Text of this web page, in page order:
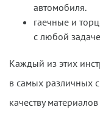
автомобиля.
гаечные и
с любой
Каждый из этих
в самых различных
качеству